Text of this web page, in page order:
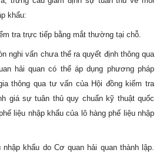
khẩu:
tra trực tiếp bằng mắt thường tại chỗ.
nghi vấn chưa thể ra quyết định thông qua
hải quan có thể áp dụng phương pháp
thông qua tư vấn của Hội đồng kiểm tra
giá sự tuân thủ quy chuẩn kỹ thuật quốc
liệu nhập khẩu của lô hàng phế liệu nhập
khẩu do Cơ quan hải quan thành lập.